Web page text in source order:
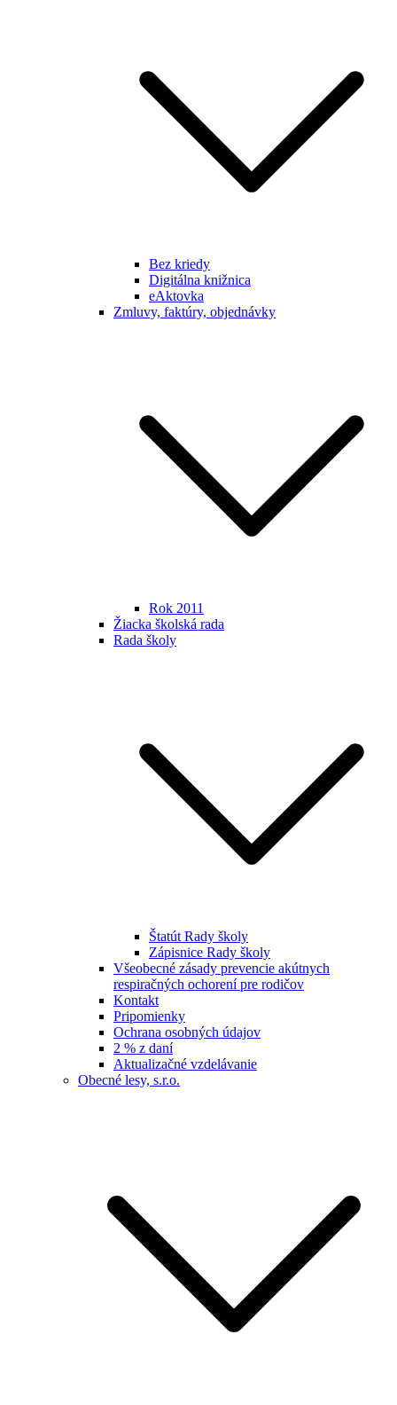
Bez kriedy
Digitálna knižnica
eAktovka
Zmluvy, faktúry, objednávky
Rok 2011
Žiacka školská rada
Rada školy
Štatút Rady školy
Zápisnice Rady školy
Všeobecné zásady prevencie akútnych
respiračných ochorení pre rodičov
Kontakt
Pripomienky
Ochrana osobných údajov
2 % z daní
Aktualizačné vzdelávanie
Obecné lesy, s.r.o.